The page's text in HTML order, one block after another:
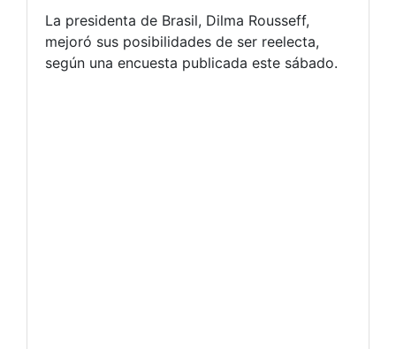
La presidenta de Brasil, Dilma Rousseff,
mejoró sus posibilidades de ser reelecta,
según una encuesta publicada este sábado.